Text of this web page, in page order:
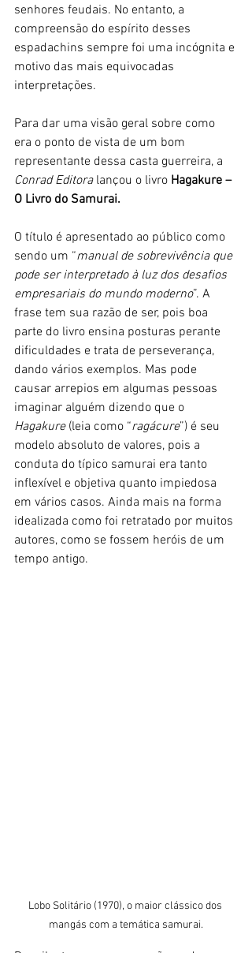
senhores feudais. No entanto, a
compreensão do espírito desses
espadachins sempre foi uma incógnita e
motivo das mais equivocadas
interpretações.
Para dar uma visão geral sobre como
era o ponto de vista de um bom
representante dessa casta guerreira, a
Conrad Editora lançou o livro Hagakure –
O Livro do Samurai.
O título é apresentado ao público como
sendo um “manual de sobrevivência que
pode ser interpretado à luz dos desafios
empresariais do mundo moderno”. A
frase tem sua razão de ser, pois boa
parte do livro ensina posturas perante
dificuldades e trata de perseverança,
dando vários exemplos. Mas pode
causar arrepios em algumas pessoas
imaginar alguém dizendo que o
Hagakure (leia como “ragácure”) é seu
modelo absoluto de valores, pois a
conduta do típico samurai era tanto
inflexível e objetiva quanto impiedosa
em vários casos. Ainda mais na forma
idealizada como foi retratado por muitos
autores, como se fossem heróis de um
tempo antigo.
Lobo Solitário (1970), o maior clássico dos
mangás com a temática samurai.